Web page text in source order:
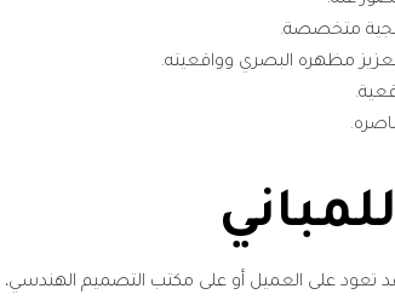
متخصصة.
مظهره البصري وواقعيته.
قد تعود على العميل أو على مكتب التصميم